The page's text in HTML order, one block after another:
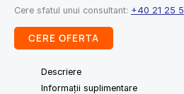
Cere sfatul unui consultant: +40 21 25
CERE OFERTA
Descriere
Informații suplimentare